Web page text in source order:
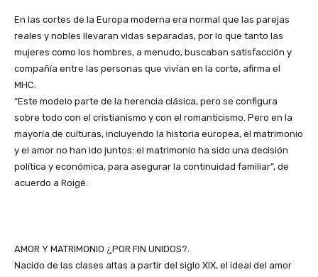
En las cortes de la Europa moderna era normal que las parejas
reales y nobles llevaran vidas separadas, por lo que tanto las
mujeres como los hombres, a menudo, buscaban satisfacción y
compañía entre las personas que vivían en la corte, afirma el
MHC.
“Este modelo parte de la herencia clásica, pero se configura
sobre todo con el cristianismo y con el romanticismo. Pero en la
mayoría de culturas, incluyendo la historia europea, el matrimonio
y el amor no han ido juntos: el matrimonio ha sido una decisión
política y económica, para asegurar la continuidad familiar”, de
acuerdo a Roigé.
AMOR Y MATRIMONIO ¿POR FIN UNIDOS?.
Nacido de las clases altas a partir del siglo XIX, el ideal del amor